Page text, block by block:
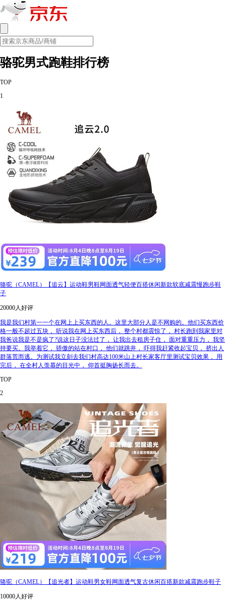
骆驼男式跑鞋排行榜
TOP
1
骆驼（CAMEL）【追云】运动鞋男鞋网面透气轻便百搭休闲新款软底减震慢跑步鞋
子
20000人好评
我是我们村第一一个在网上上买东西的人。这里大部分人是不网购的。他们买东西价
格一般不超过五块， 听说我在网上买东西后， 整个村都震惊了， 村长跑到我家里对
我爸说我是不是疯了?说这日子没法过了， 让我出去租房子住， 面对重重压力， 我坚
持要买。我举着它， 骄傲的站在村口， 他们就跳井， 吓得我赶紧收起宝贝， 挤出人
群落荒而逃。为测试我立刻去我们村高达100米山上村长家客厅里测试宝贝效果， 用
完后， 在全村人羡慕的目光中， 仰首挺胸扬长而去。
TOP
2
骆驼（CAMEL）【追光者】运动鞋男女鞋网面透气复古休闲百搭新款减震跑步鞋子
10000人好评